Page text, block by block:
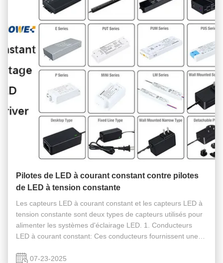
Pilotes de LED à courant constant contre pilotes
de LED à tension constante
Les capteurs LED à courant constant et les capteurs LED à
tension constante sont deux types de capteurs utilisés pour
alimenter les systèmes d'éclairage LED. 1. Conducteurs
LED à courant constant: Ces conducteurs fournissent une
350mA à 700mA, ...
07-23-2025